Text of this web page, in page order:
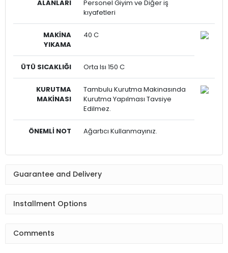
ALANLARI
Personel Giyim ve Diğer iş
kıyafetleri
MAKİNA
YIKAMA
40 C
ÜTÜ SICAKLIĞI Orta Isı 150 C
KURUTMA
MAKİNASI
Tambulu Kurutma Makinasında
Kurutma Yapılması Tavsiye
Edilmez.
ÖNEMLİ NOT Ağartıcı Kullanmayınız.
Guarantee and Delivery
Installment Options
Comments